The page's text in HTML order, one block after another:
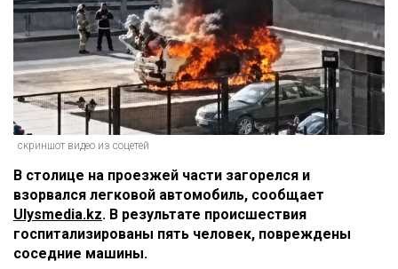
скриншот видео из соцетей
В столице на проезжей части загорелся и
взорвался легковой автомобиль, сообщает
Ulysmedia.kz. В результате происшествия
госпитализированы пять человек, повреждены
соседние машины.